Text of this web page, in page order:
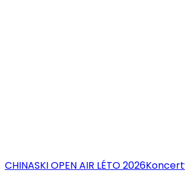
CHINASKI OPEN AIR LÉTO 2026